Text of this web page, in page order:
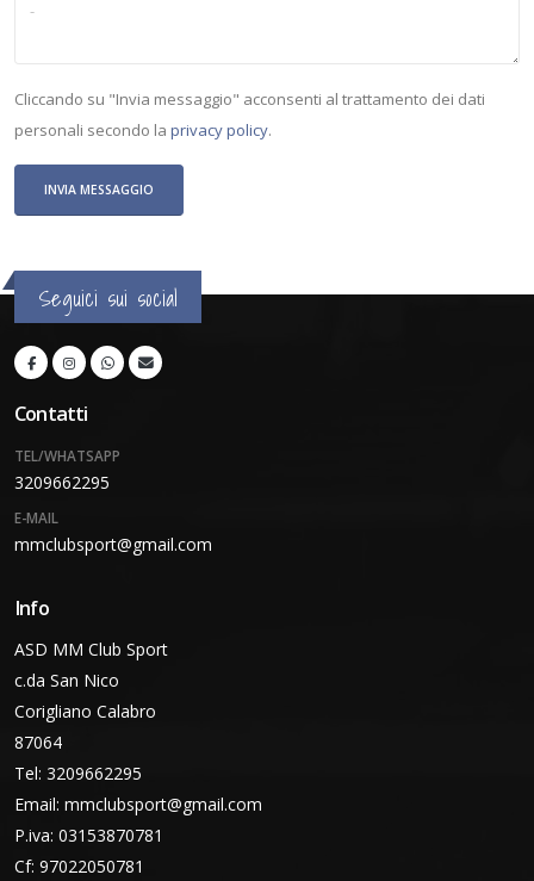
Cliccando su "Invia messaggio" acconsenti al trattamento dei dati
personali secondo la privacy policy.
Seguici sui social
Contatti
TEL/WHATSAPP
3209662295
E-MAIL
mmclubsport@gmail.com
Info
ASD MM Club Sport
c.da San Nico
Corigliano Calabro
87064
Tel: 3209662295
Email: mmclubsport@gmail.com
P.iva: 03153870781
Cf: 97022050781